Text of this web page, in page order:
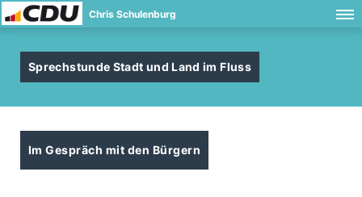
Chris Schulenburg
Sprechstunde Stadt und Land im Fluss
Im Gespräch mit den Bürgern